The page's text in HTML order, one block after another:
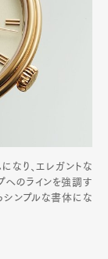
なり、エレガントな
へのラインを強調す
シンプルな書体にな